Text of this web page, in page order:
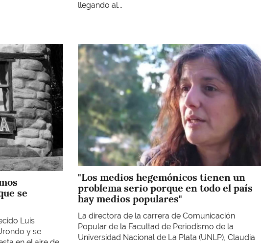
llegando al...
se
Luis
y se
Imagen
"Los medios hegemónicos tienen un
problema serio porque en todo el país
hay medios populares"
La directora de la carrera de Comunicación
Popular de la Facultad de Periodismo de la
Universidad Nacional de La Plata (UNLP), Claudia